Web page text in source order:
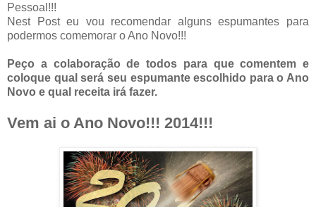
Pessoal!!!
Nest Post eu vou recomendar alguns espumantes para
podermos comemorar o Ano Novo!!!
Peço a colaboração de todos para que comentem e
coloque qual será seu espumante escolhido para o Ano
Novo e qual receita irá fazer.
Vem ai o Ano Novo!!! 2014!!!